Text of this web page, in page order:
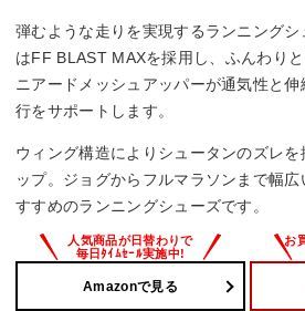
弾むような走りを実現するランニング
はFF BLAST MAXを採用し、ふんわり
ニアードメッシュアッパーが通気性と
行をサポートします。
ウィング構造によりシュータンのズレ
ップ。ジョグからフルマラソンまで幅
すすめのランニングシューズです。
Amazonで見る